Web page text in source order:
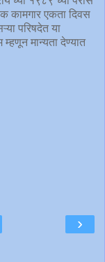
कामगार एकता दिवस
परिषदेत या
म्हणून मान्यता देण्यात
›